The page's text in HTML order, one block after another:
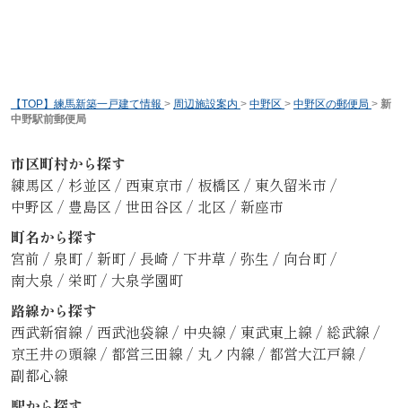
【TOP】練馬新築一戸建て情報 > 周辺施設案内 > 中野区 > 中野区の郵便局 > 新
中野駅前郵便局
市区町村から探す
練馬区 / 杉並区 / 西東京市 / 板橋区 / 東久留米市 /
中野区 / 豊島区 / 世田谷区 / 北区 / 新座市
町名から探す
宮前 / 泉町 / 新町 / 長崎 / 下井草 / 弥生 / 向台町 /
南大泉 / 栄町 / 大泉学園町
路線から探す
西武新宿線 / 西武池袋線 / 中央線 / 東武東上線 / 総武線 /
京王井の頭線 / 都営三田線 / 丸ノ内線 / 都営大江戸線 /
副都心線